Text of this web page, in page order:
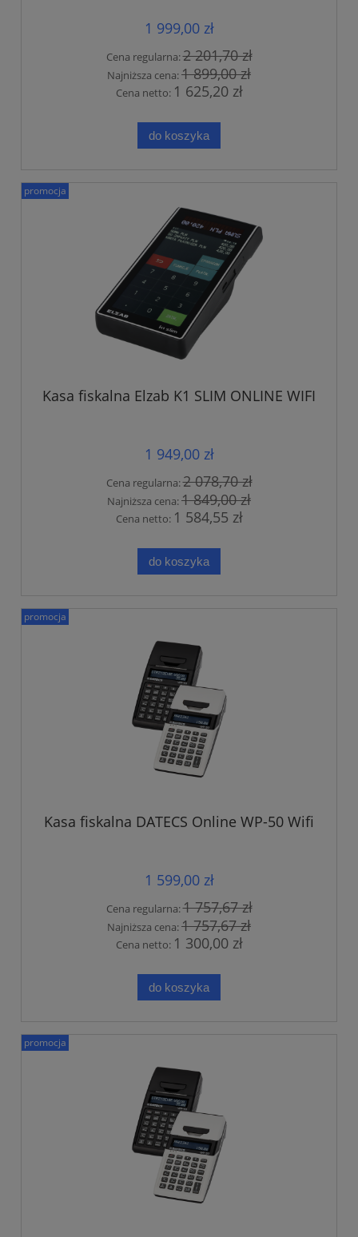
1 999,00 zł
Cena regularna:2 201,70 zł
Najniższa cena:1 899,00 zł
Cena netto: 1 625,20 zł
do koszyka
Kasa fiskalna Elzab K1 SLIM ONLINE WIFI
1 949,00 zł
Cena regularna:2 078,70 zł
Najniższa cena:1 849,00 zł
Cena netto: 1 584,55 zł
do koszyka
promocja
Kasa fiskalna DATECS Online WP-50 Wifi
1 599,00 zł
Cena regularna:1 757,67 zł
Najniższa cena:1 757,67 zł
Cena netto: 1 300,00 zł
do koszyka
promocja
promocja